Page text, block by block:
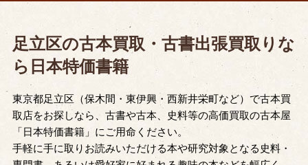
足立区の古本買取・古書出張買取りな
ら日本特価書籍
東京都足立区（保木間・東伊興・西新井栄町など）で古本買
取店をお探しなら、古書や古本、史料等の高価買取の古本屋
「日本特価書籍」にご用命ください。
手軽に手に取りお読みいただける本や研究対象となる史料・